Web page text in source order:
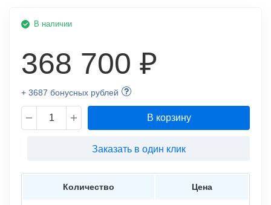
В наличии
368 700 ₽
+ 3687 бонусных рублей
В корзину
Заказать в один клик
Количество Цена